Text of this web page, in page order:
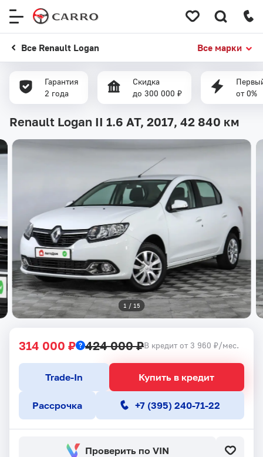
Все Renault Logan Все марки
Гарантия
2 года
Скидка
до 300 000 ₽
от 0%
Renault Logan II 1.6 AT, 2017, 42 840 км
1 / 15
314 000 ₽ 424 000 ₽В кредит от 3 960 ₽/мес.
Купить в кредит
Trade-In
Рассрочка +7 (395) 240-71-22
Проверить по VIN